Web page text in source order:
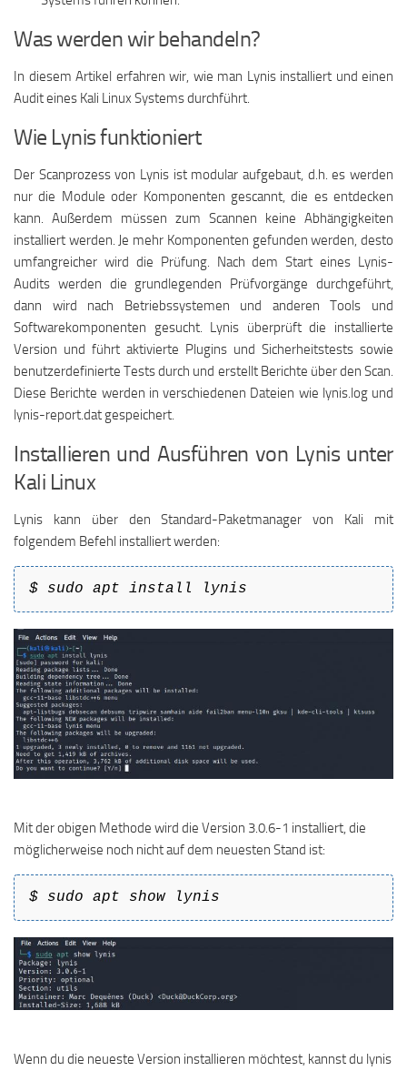
Was werden wir behandeln?
In diesem Artikel erfahren wir, wie man Lynis installiert und einen
Audit eines Kali Linux Systems durchführt.
Wie Lynis funktioniert
Der Scanprozess von Lynis ist modular aufgebaut, d.h. es werden
nur die Module oder Komponenten gescannt, die es entdecken
kann. Außerdem müssen zum Scannen keine Abhängigkeiten
installiert werden. Je mehr Komponenten gefunden werden, desto
umfangreicher wird die Prüfung. Nach dem Start eines Lynis-
Audits werden die grundlegenden Prüfvorgänge durchgeführt,
dann wird nach Betriebssystemen und anderen Tools und
Softwarekomponenten gesucht. Lynis überprüft die installierte
Version und führt aktivierte Plugins und Sicherheitstests sowie
benutzerdefinierte Tests durch und erstellt Berichte über den Scan.
Diese Berichte werden in verschiedenen Dateien wie lynis.log und
lynis-report.dat gespeichert.
Installieren und Ausführen von Lynis unter
Kali Linux
Lynis kann über den Standard-Paketmanager von Kali mit
folgendem Befehl installiert werden:
$ sudo apt install lynis
Mit der obigen Methode wird die Version 3.0.6-1 installiert, die
möglicherweise noch nicht auf dem neuesten Stand ist:
$ sudo apt show lynis
Wenn du die neueste Version installieren möchtest, kannst du lynis